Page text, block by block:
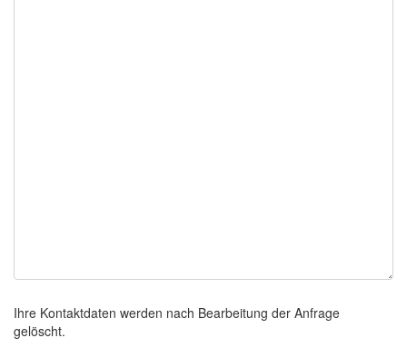
Ihre Kontaktdaten werden nach Bearbeitung der Anfrage
gelöscht.